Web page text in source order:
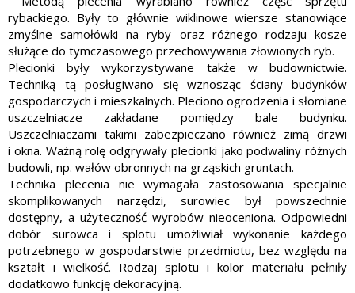
rybackiego. Były to głównie wiklinowe wiersze stanowiące
zmyślne samołówki na ryby oraz różnego rodzaju kosze
służące do tymczasowe­go przechowywania zło­wionych ryb.
Plecionki były wyko­rzystywane także w budownictwie.
Techniką tą posługiwano się wznosząc ściany budynków
gospodarczych i mieszkalnych. Pleciono ogrodzenia i słomiane
uszczel­niacze zakładane pomiędzy bale budynku.
Uszczelniaczami takimi za­bezpieczano również zimą drzwi
i okna. Ważną rolę odgrywały plecion­ki jako podwaliny różnych
budowli, np. wałów obronnych na grząskich gruntach.
Technika plecenia nie wymagała zastosowania specjalnie
skomplikowanych narzędzi, surowiec był powszechnie
dostępny, a użyteczność wyrobów nieoceniona. Odpowiedni
dobór surowca i splotu umożliwiał wykonanie każdego
potrzebnego w gospodar­stwie przedmiotu, bez względu na
kształt i wielkość. Rodzaj splotu i kolor ma­teriału pełniły
dodatkowo funkcję dekoracyjną.